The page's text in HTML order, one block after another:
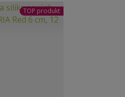
TOP produkt